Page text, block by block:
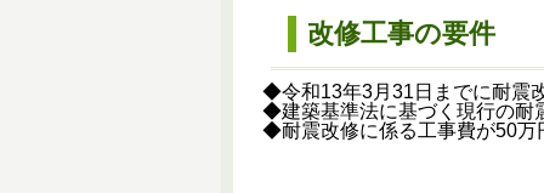
改修工事の要件
◆令和13年3月31日までに耐震
◆建築基準法に基づく現行の耐
◆耐震改修に係る工事費が50万